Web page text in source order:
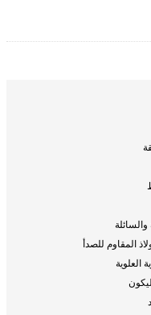
العلوية